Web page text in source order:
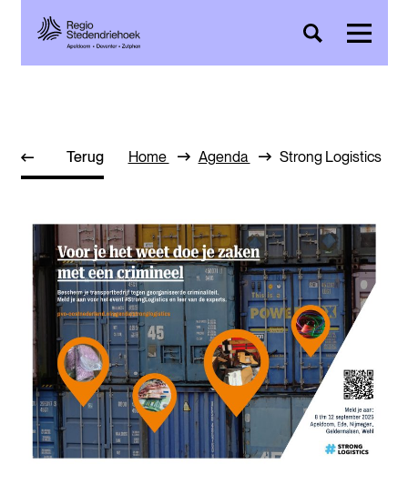
Terug Home Agenda Strong Logistics